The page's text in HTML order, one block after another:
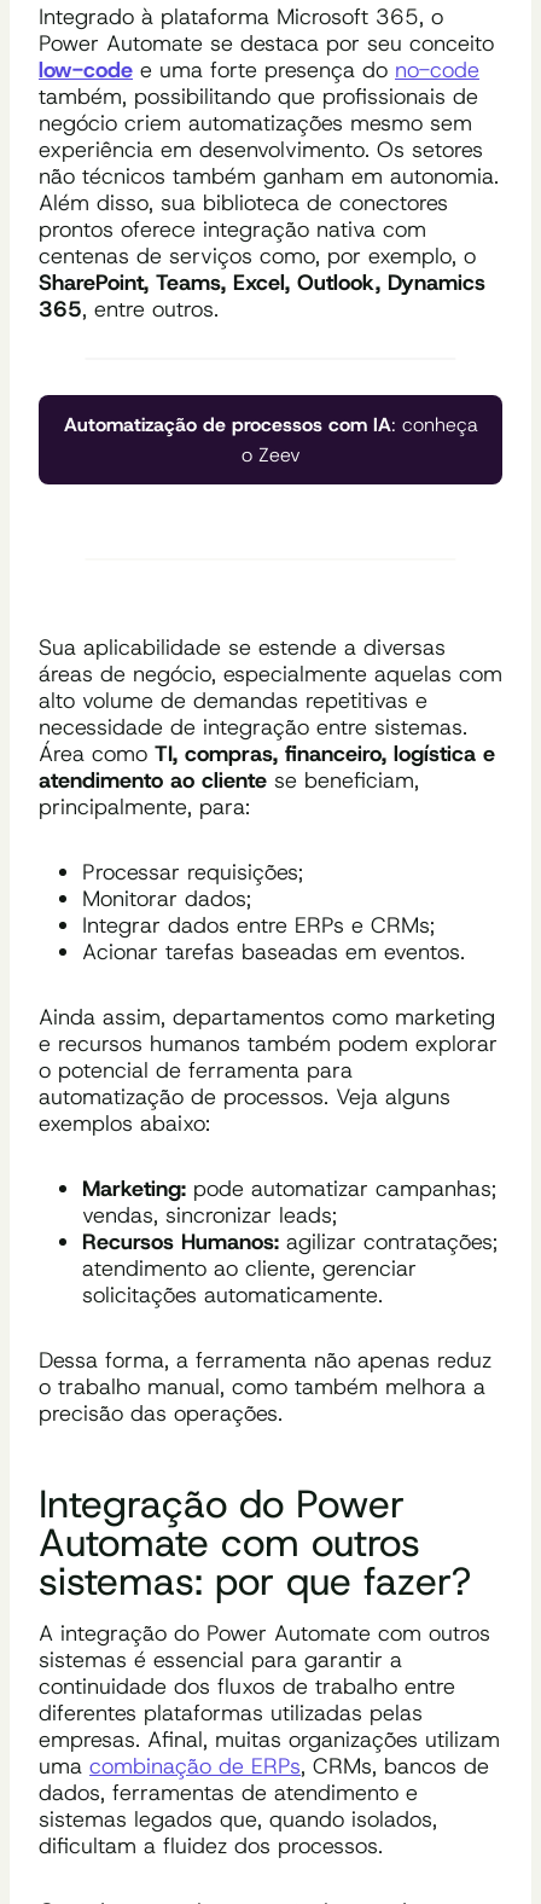
Integrado à plataforma Microsoft 365, o
Power Automate se destaca por seu conceito
low-code e uma forte presença do no-code
também, possibilitando que profissionais de
negócio criem automatizações mesmo sem
experiência em desenvolvimento. Os setores
não técnicos também ganham em autonomia.
Além disso, sua biblioteca de conectores
prontos oferece integração nativa com
centenas de serviços como, por exemplo, o
SharePoint, Teams, Excel, Outlook, Dynamics
365, entre outros.
Automatização de processos com IA: conheça
o Zeev
Sua aplicabilidade se estende a diversas
áreas de negócio, especialmente aquelas com
alto volume de demandas repetitivas e
necessidade de integração entre sistemas.
Área como TI, compras, financeiro, logística e
atendimento ao cliente se beneficiam,
principalmente, para:
Processar requisições;
Monitorar dados;
Integrar dados entre ERPs e CRMs;
Acionar tarefas baseadas em eventos.
Ainda assim, departamentos como marketing
e recursos humanos também podem explorar
o potencial de ferramenta para
automatização de processos. Veja alguns
exemplos abaixo:
Marketing: pode automatizar campanhas;
vendas, sincronizar leads;
Recursos Humanos: agilizar contratações;
atendimento ao cliente, gerenciar
solicitações automaticamente.
Dessa forma, a ferramenta não apenas reduz
o trabalho manual, como também melhora a
precisão das operações.
Integração do Power
Automate com outros
sistemas: por que fazer?
A integração do Power Automate com outros
sistemas é essencial para garantir a
continuidade dos fluxos de trabalho entre
diferentes plataformas utilizadas pelas
empresas. Afinal, muitas organizações utilizam
uma combinação de ERPs, CRMs, bancos de
dados, ferramentas de atendimento e
sistemas legados que, quando isolados,
dificultam a fluidez dos processos.